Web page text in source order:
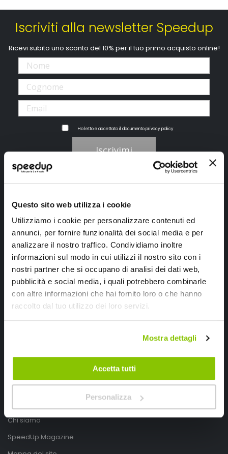
Questo sito web utilizza i cookie
Utilizziamo i cookie per personalizzare contenuti ed
annunci, per fornire funzionalità dei social media e per
analizzare il nostro traffico. Condividiamo inoltre
informazioni sul modo in cui utilizzi il nostro sito con i
nostri partner che si occupano di analisi dei dati web,
pubblicità e social media, i quali potrebbero combinarle
con altre informazioni che hai fornito loro o che hanno
raccolto dal tuo utilizzo dei loro servizi.
Mostra dettagli
Accetta tutti
Personalizza
Iscriviti alla newsletter Speedup
Ricevi subito uno sconto del 10% per il tuo primo acquisto online!
Ho letto e accettato il documentoprivacy policy
Iscrivimi
SpeedUp.it
Via Montello 46
Treviso, Italy 31040
Chi siamo
SpeedUp Magazine